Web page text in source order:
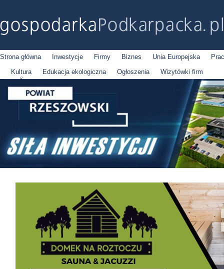
Strona główna Inwestycje Firmy Biznes Unia Europejska
Kultura
Edukacja ekologiczna Ogłoszenia Wizytówki firm